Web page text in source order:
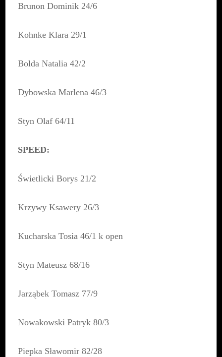
Brunon Dominik 24/6
Kohnke Klara 29/1
Bolda Natalia 42/2
Dybowska Marlena 46/3
Styn Olaf 64/11
SPEED:
Świetlicki Borys 21/2
Krzywy Ksawery 26/3
Kucharska Tosia 46/1 k open
Styn Mateusz 68/16
Jarząbek Tomasz 77/9
Nowakowski Patryk 80/3
Piepka Sławomir 82/28